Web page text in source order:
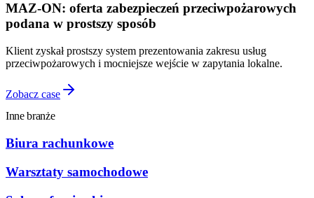
MAZ-ON: oferta zabezpieczeń przeciwpożarowych
podana w prostszy sposób
Klient zyskał prostszy system prezentowania zakresu usług
przeciwpożarowych i mocniejsze wejście w zapytania lokalne.
Zobacz case
Inne branże
Biura rachunkowe
Warsztaty samochodowe